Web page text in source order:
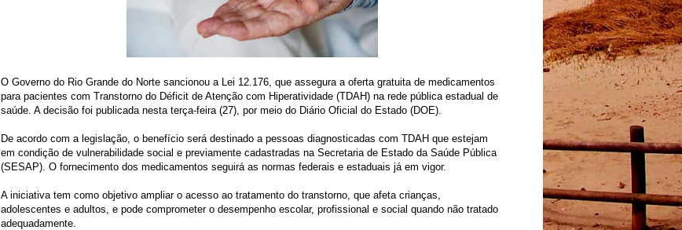
O Governo do Rio Grande do Norte sancionou a Lei 12.176, que assegura a oferta gratuita de medicamentos
para pacientes com Transtorno do Déficit de Atenção com Hiperatividade (TDAH) na rede pública estadual de
saúde. A decisão foi publicada nesta terça-feira (27), por meio do Diário Oficial do Estado (DOE).
De acordo com a legislação, o benefício será destinado a pessoas diagnosticadas com TDAH que estejam
em condição de vulnerabilidade social e previamente cadastradas na Secretaria de Estado da Saúde Pública
(SESAP). O fornecimento dos medicamentos seguirá as normas federais e estaduais já em vigor.
A iniciativa tem como objetivo ampliar o acesso ao tratamento do transtorno, que afeta crianças,
adolescentes e adultos, e pode comprometer o desempenho escolar, profissional e social quando não tratado
adequadamente.